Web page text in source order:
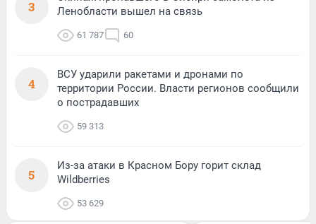
3
Ленобласти вышел на связь
61 787 60
4
ВСУ ударили ракетами и дронами по
территории России. Власти регионов сообщили
о пострадавших
59 313
5
Из-за атаки в Красном Бору горит склад
Wildberries
53 629